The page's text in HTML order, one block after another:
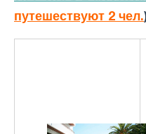
путешествуют 2 чел.